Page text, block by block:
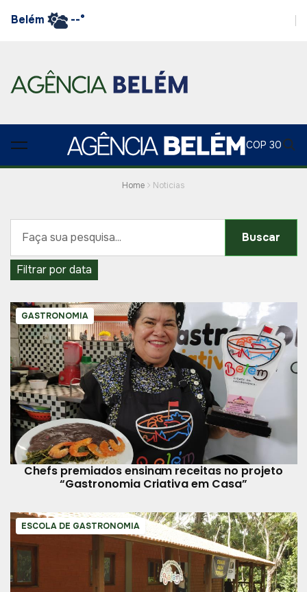
Belém --°
COP 30
Home Noticias
Buscar
Filtrar por data
GASTRONOMIA
Chefs premiados ensinam receitas no projeto
“Gastronomia Criativa em Casa”
ESCOLA DE GASTRONOMIA